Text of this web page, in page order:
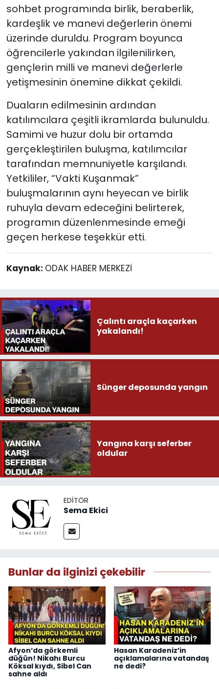
sohbet programında birlik, beraberlik,
kardeşlik ve manevi değerlerin önemi
üzerinde duruldu. Program boyunca
öğrencilerle yakından ilgilenilirken,
gençlerin milli ve manevi değerlerle
yetişmesinin önemine dikkat çekildi.
Duaların edilmesinin ardından
katılımcılara çeşitli ikramlarda bulunuldu.
Samimi ve huzur dolu bir ortamda
gerçekleştirilen buluşma, katılımcılar
tarafından memnuniyetle karşılandı.
Yetkililer, “Vakti Kuşanmak”
buluşmalarının aynı heyecan ve birlik
ruhuyla devam edeceğini belirterek,
programın düzenlenmesinde emeği
geçen herkese teşekkür etti.
Kaynak: ODAK HABER MERKEZİ
Çalıntı araçla kaçarken
yakalandı!
Sünger deposunda yangın
Yangına karşı seferber
oldular
EDITÖR
Sema Ekici
Bunlar da ilginizi çekebilir
Afyon’da görkemli
düğün! Nikahı Burcu
Köksal kıydı, Sibel Can
sahne aldı
Hasan Karadeniz’in
açıklamalarına vatandaş
ne dedi?